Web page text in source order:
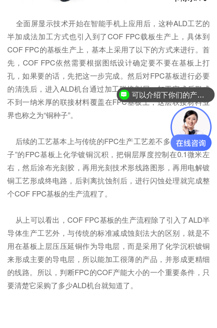
全面屏显示技术开始在智能手机上应用后，这种ALD工艺的
半加成法加工方式也引入到了COF FPC载板生产上，具体到
COF FPC的基板生产上，基本上采用了以下的方式来进行。首
先，COF FPC依然需要根据图纸设计确定要不要在基板上打
孔，如果要的话，先把这一步完成。然后对FPC基板进行必要
的清洗后，进入ALD机台通过加工联接剂层，加工完成后形成
不到一纳米厚的联接材料覆盖在FPC基板上，这层联接材料业
界也称之为“铜种子”。
后续的工艺基本上与传统的FPC生产工艺差不多，在有“铜种
子”的FPC基板上化学镀铜沉积，把铜层厚度控制在0.1微米左
右，然后涂布光刻胶，再用光刻技术形线路图形，再用电解镀
铜工艺形成终电路，后剥离抗蚀剂后，进行闪蚀处理就完成整
个COF FPC基板的生产流程了。
从上可以看出，COF FPC基板的生产流程除了引入了ALD半
导体生产工艺外，与传统的标准减成蚀刻法大的区别，就是不
用在基板上层压压延铜作为导电层，而是采用了化学沉积镀铜
来形成主要的导电层，所以能加工很薄的产品，并形成更精细
的线路。所以，判断FPC的COF产能大小的一个重要条件，只
要清楚它采购了多少ALD机台就知道了。
可以介绍下你们的产品么？